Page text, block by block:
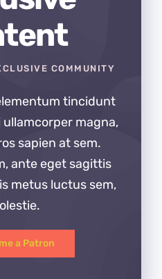
COMMUNITY
tincidunt
magna,
sapien at sem.
ante eget sagittis
metus luctus sem,
a Patron